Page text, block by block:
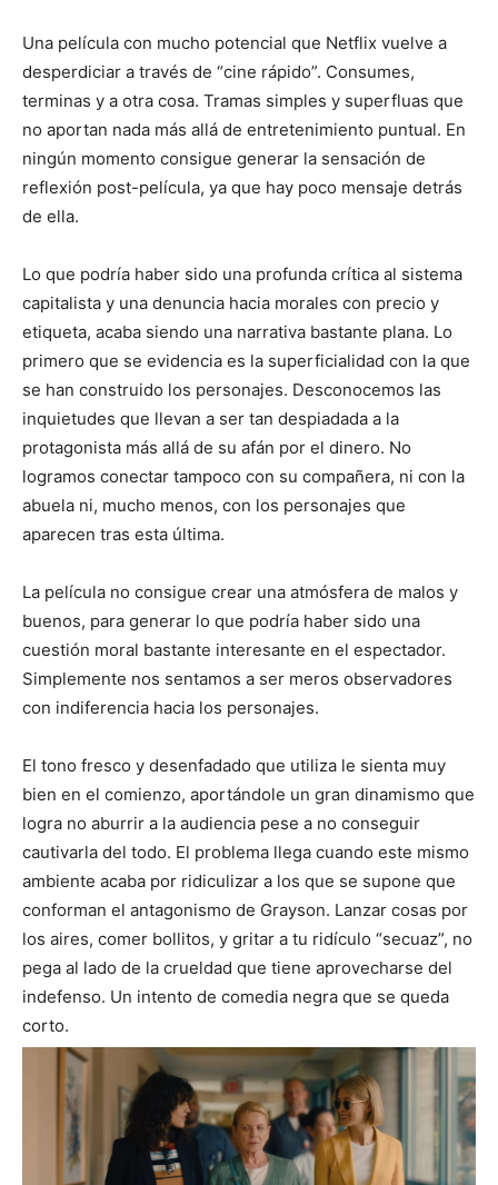
Una película con mucho potencial que Netflix vuelve a
desperdiciar a través de “cine rápido”. Consumes,
terminas y a otra cosa. Tramas simples y superfluas que
no aportan nada más allá de entretenimiento puntual. En
ningún momento consigue generar la sensación de
reflexión post-película, ya que hay poco mensaje detrás
de ella.
Lo que podría haber sido una profunda crítica al sistema
capitalista y una denuncia hacia morales con precio y
etiqueta, acaba siendo una narrativa bastante plana. Lo
primero que se evidencia es la superficialidad con la que
se han construido los personajes. Desconocemos las
inquietudes que llevan a ser tan despiadada a la
protagonista más allá de su afán por el dinero. No
logramos conectar tampoco con su compañera, ni con la
abuela ni, mucho menos, con los personajes que
aparecen tras esta última.
La película no consigue crear una atmósfera de malos y
buenos, para generar lo que podría haber sido una
cuestión moral bastante interesante en el espectador.
Simplemente nos sentamos a ser meros observadores
con indiferencia hacia los personajes.
El tono fresco y desenfadado que utiliza le sienta muy
bien en el comienzo, aportándole un gran dinamismo que
logra no aburrir a la audiencia pese a no conseguir
cautivarla del todo. El problema llega cuando este mismo
ambiente acaba por ridiculizar a los que se supone que
conforman el antagonismo de Grayson. Lanzar cosas por
los aires, comer bollitos, y gritar a tu ridículo “secuaz”, no
pega al lado de la crueldad que tiene aprovecharse del
indefenso. Un intento de comedia negra que se queda
corto.